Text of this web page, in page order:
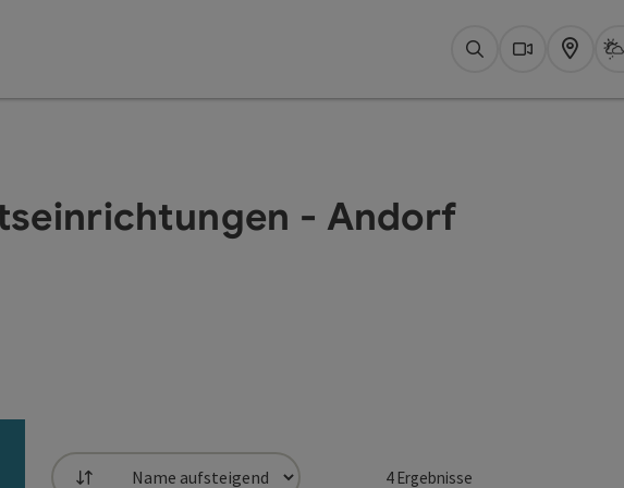
SuchenWebcams
Karte
- Andorf
4Ergebnisse